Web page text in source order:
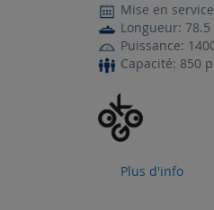
Mise en
Longueur: 78.5
Puissance:
Capacité: 850
Plus d'info